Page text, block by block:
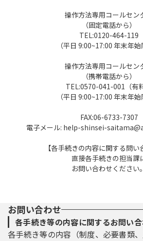
操作方法専用コールセン
（固定電話から）
TEL:0120-464-119
（平日 9:00~17:00 年末年始
操作方法専用コールセン
（携帯電話から）
TEL:0570-041-001（有料
（平日 9:00~17:00 年末年始
FAX:06-6733-7307
電子メール: help-shinsei-
【各手続きの内容に関する問い
直接各手続きの担当課
お問い合わせください。
お問い合わせ
各手続き等の内容に関するお問い
各手続き等の内容（制度、必要書類